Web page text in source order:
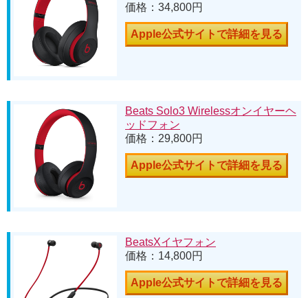
価格：34,800円
Apple公式サイトで詳細を見る
Beats Solo3 Wirelessオンイヤーヘ
ッドフォン
価格：29,800円
Apple公式サイトで詳細を見る
BeatsXイヤフォン
価格：14,800円
Apple公式サイトで詳細を見る